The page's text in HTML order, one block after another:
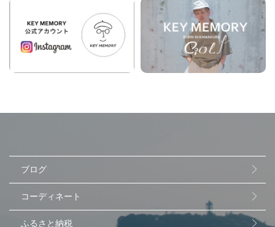
ブログ
コーディネート
ふるさと納税